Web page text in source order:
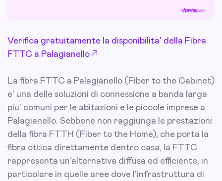
Verifica gratuitamente la disponibilita' della Fibra
FTTC a Palagianello
La fibra FTTC a Palagianello (Fiber to the Cabinet)
e' una delle soluzioni di connessione a banda larga
piu' comuni per le abitazioni e le piccole imprese a
Palagianello. Sebbene non raggiunga le prestazioni
della fibra FTTH (Fiber to the Home), che porta la
fibra ottica direttamente dentro casa, la FTTC
rappresenta un'alternativa diffusa ed efficiente, in
particolare in quelle aree dove l'infrastruttura di